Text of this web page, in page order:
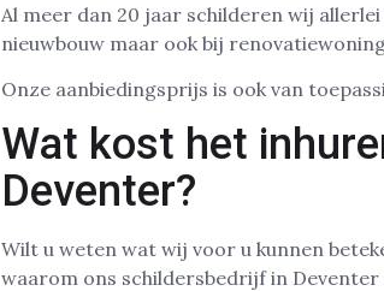
Al meer dan 20 jaar schilderen wij
nieuwbouw maar ook bij
Onze aanbiedingsprijs is ook van
Wat kost het
Deventer?
Wilt u weten wat wij voor u kunnen
waarom ons schildersbedrijf in Deventer